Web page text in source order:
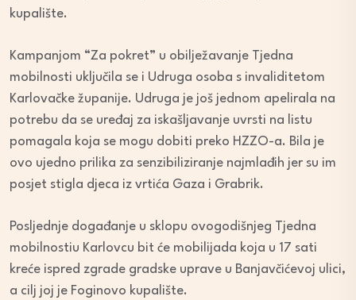
kupalište.
Kampanjom “Za pokret” u obilježavanje Tjedna
mobilnosti uključila se i Udruga osoba s invaliditetom
Karlovačke županije. Udruga je još jednom apelirala na
potrebu da se uređaj za iskašljavanje uvrsti na listu
pomagala koja se mogu dobiti preko HZZO-a. Bila je
ovo ujedno prilika za senzibiliziranje najmlađih jer su im
posjet stigla djeca iz vrtića Gaza i Grabrik.
Posljednje događanje u sklopu ovogodišnjeg Tjedna
mobilnostiu Karlovcu bit će mobilijada koja u 17 sati
kreće ispred zgrade gradske uprave u Banjavčićevoj ulici,
a cilj joj je Foginovo kupalište.